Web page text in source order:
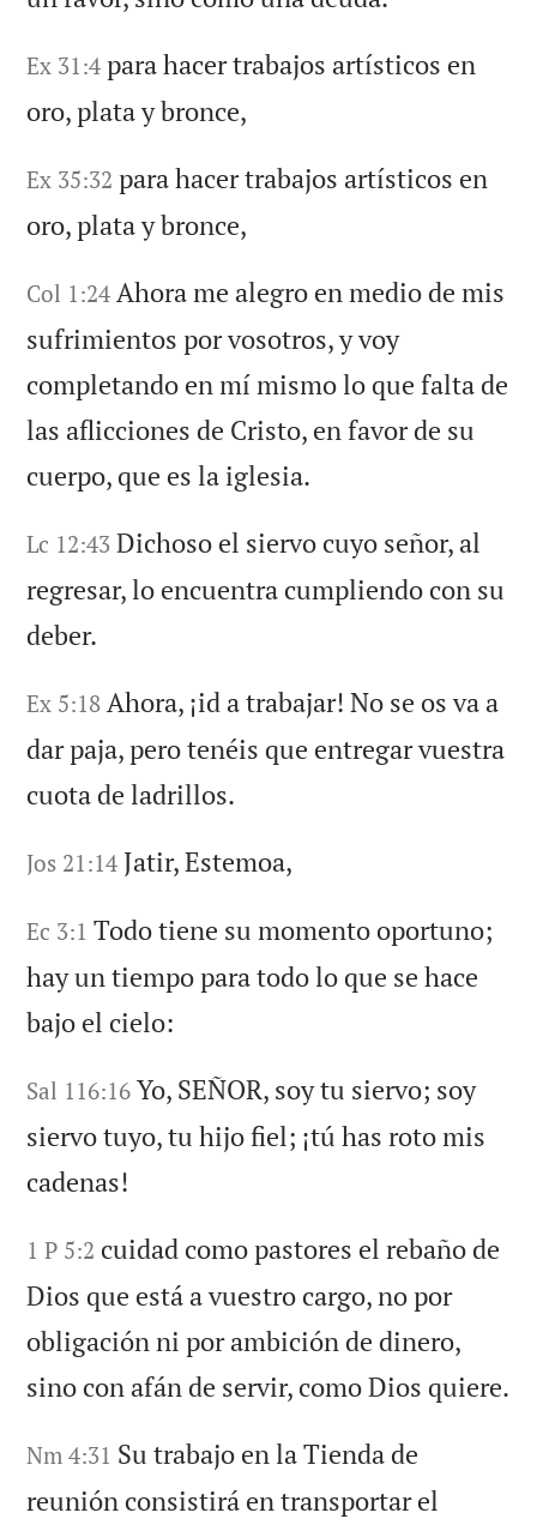
Ex 31:4 para hacer trabajos artísticos en
oro, plata y bronce,
Ex 35:32 para hacer trabajos artísticos en
oro, plata y bronce,
Col 1:24 Ahora me alegro en medio de mis
sufrimientos por vosotros, y voy
completando en mí mismo lo que falta de
las aflicciones de Cristo, en favor de su
cuerpo, que es la iglesia.
Lc 12:43 Dichoso el siervo cuyo señor, al
regresar, lo encuentra cumpliendo con su
deber.
Ex 5:18 Ahora, ¡id a trabajar! No se os va a
dar paja, pero tenéis que entregar vuestra
cuota de ladrillos.
Jos 21:14 Jatir, Estemoa,
Ec 3:1 Todo tiene su momento oportuno;
hay un tiempo para todo lo que se hace
bajo el cielo:
Sal 116:16 Yo, SEÑOR, soy tu siervo; soy
siervo tuyo, tu hijo fiel; ¡tú has roto mis
cadenas!
1 P 5:2 cuidad como pastores el rebaño de
Dios que está a vuestro cargo, no por
obligación ni por ambición de dinero,
sino con afán de servir, como Dios quiere.
Nm 4:31 Su trabajo en la Tienda de
reunión consistirá en transportar el